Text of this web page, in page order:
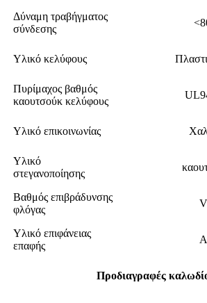
Δύναμη τραβήγματος
σύνδεσης
Υλικό κελύφους
Πυρίμαχος βαθμός
καουτσούκ κελύφους
Υλικό επικοινωνίας
Υλικό
στεγανοποίησης
Βαθμός επιβράδυνσης
φλόγας
Υλικό επιφάνειας
επαφής
Προδιαγραφές